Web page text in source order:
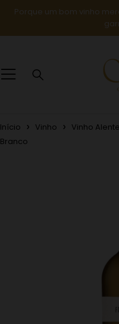
Porque um bom vinho
Início Vinho Vinho
Branco